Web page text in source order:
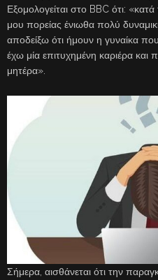
Εξομολογείται στο BBC ότι:
μου πορείας ένιωθα πολύ
αποδείξω ότι ήμουν η γυναίκα
έχω μία επιτυχημένη καριέρα και
μητέρα».
Σήμερα, αισθάνεται ότι την